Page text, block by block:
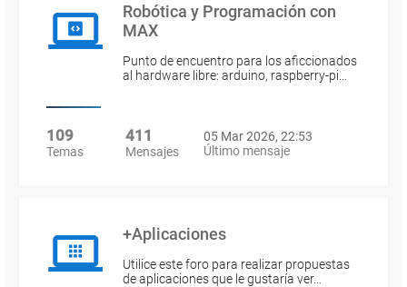
Robótica y Programación con
MAX
Punto de encuentro para los aficcionados
al hardware libre: arduino, raspberry-pi…
109
Temas
411
Mensajes
05 Mar 2026, 22:53
Último mensaje
+Aplicaciones
Utilice este foro para realizar propuestas
de aplicaciones que le gustaría ver…